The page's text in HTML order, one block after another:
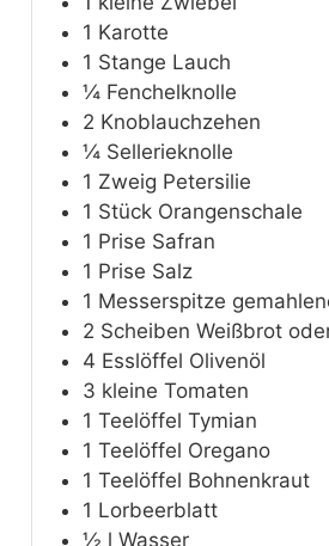
1 Karotte
1 Stange Lauch
¼ Fenchelknolle
2 Knoblauchzehen
¼ Sellerieknolle
1 Zweig Petersilie
1 Stück Orangenschale
1 Prise Safran
1 Prise Salz
1 Messerspitze
2 Scheiben Weißbrot
4 Esslöffel Olivenöl
3 kleine Tomaten
1 Teelöffel Tymian
1 Teelöffel Oregano
1 Teelöffel Bohnenkraut
1 Lorbeerblatt
½ l Wasser